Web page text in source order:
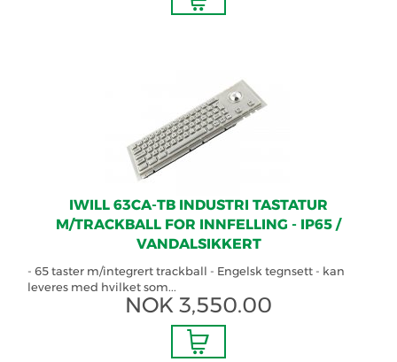
IWILL 63CA-TB INDUSTRI TASTATUR
M/TRACKBALL FOR INNFELLING - IP65 /
VANDALSIKKERT
- 65 taster m/integrert trackball - Engelsk tegnsett - kan
leveres med hvilket som...
NOK 3,550.00